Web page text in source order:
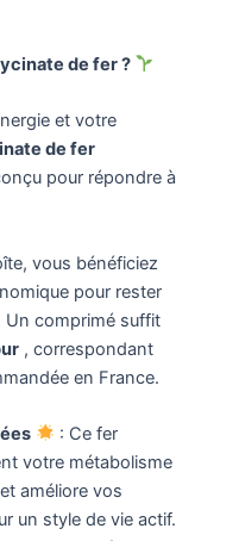
de fer ?
et votre
de fer
pour répondre à
vous bénéficiez
pour rester
Un comprimé suffit
, correspondant
en France.
: Ce fer
votre métabolisme
améliore vos
un style de vie actif.